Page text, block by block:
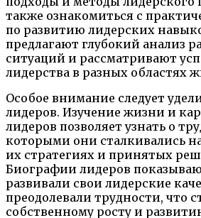
также ознакомиться с
по развитию лидерских
предлагают глубокий анализ
ситуаций и рассматривают
лидерства в разных областях
Особое внимание следует
лидеров. Изучение жизни и
лидеров позволяет узнать о
которыми они сталкивались
их стратегиях и принятых
Биографии лидеров
развивали свои лидерские
преодолевали трудности, что
собственному росту и